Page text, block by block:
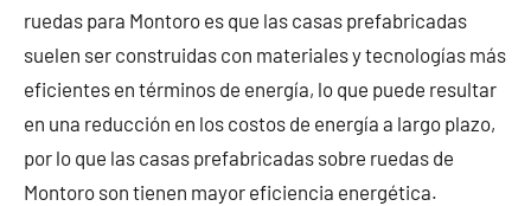
ruedas para Montoro es que las casas prefabricadas
suelen ser construidas con materiales y tecnologías más
eficientes en términos de energía, lo que puede resultar
en una reducción en los costos de energía a largo plazo,
por lo que las casas prefabricadas sobre ruedas de
Montoro son tienen mayor eficiencia energética.